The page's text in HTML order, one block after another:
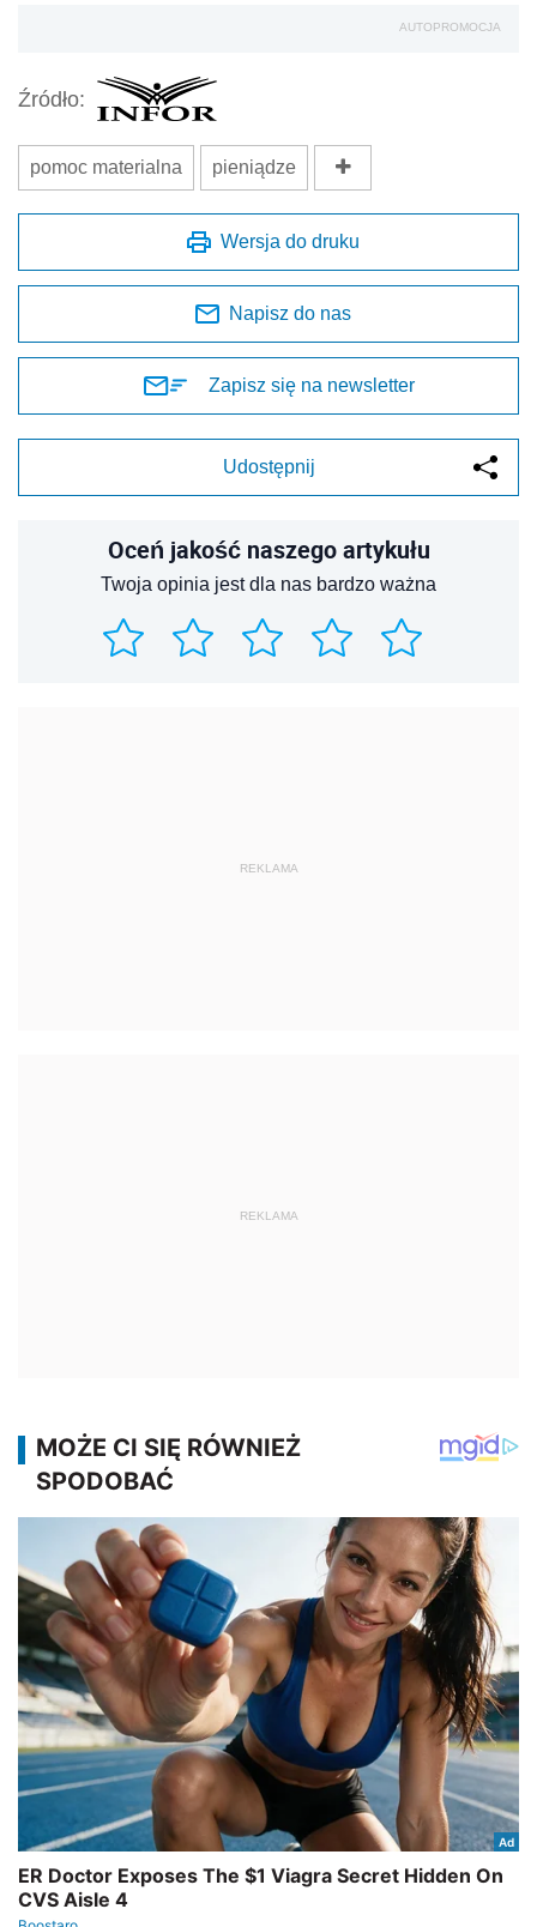
AUTOPROMOCJA
Źródło:
pomoc materialna pieniądze
Wersja do druku
Napisz do nas
Zapisz się na newsletter
Udostępnij
Oceń jakość naszego artykułu
Twoja opinia jest dla nas bardzo ważna
REKLAMA
REKLAMA